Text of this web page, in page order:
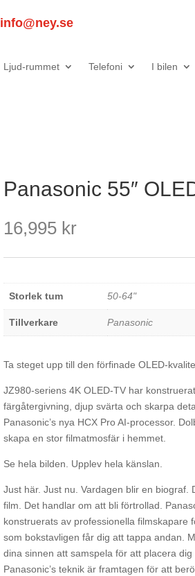
info@ney.se
Ljud-rummet Telefoni I bilen
Panasonic 55″
16,995 kr
Storlek tum 50-64"
Tillverkare Panasonic
Ta steget upp till den förfinade OLED-
JZ980-seriens 4K OLED-TV har
färgåtergivning, djup svärta och skarpa
Panasonic’s nya HCX Pro AI-processor.
skapa en stor filmatmosfär i hemmet.
Se hela bilden. Upplev hela känslan.
Just här. Just nu. Vardagen blir en biograf.
film. Det handlar om att bli förtrollad.
konstruerats av professionella filmskapare
som bokstavligen får dig att tappa andan.
dina sinnen att samspela för att placera dig
Panasonic’s teknik är framtagen för att